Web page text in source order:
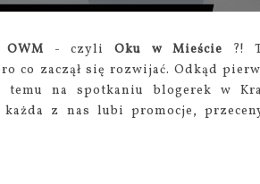
OWM - czyliOku w Mieście ?!
co zaczął się rozwijać. Odkąd
na spotkaniu blogerek w
każda z nas lubi promocje,